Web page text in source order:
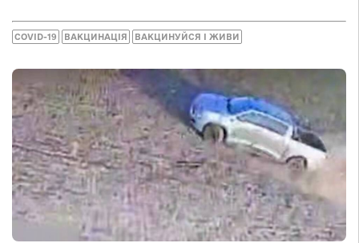
COVID-19 ВАКЦИНАЦІЯ ВАКЦИНУЙСЯ І ЖИВИ